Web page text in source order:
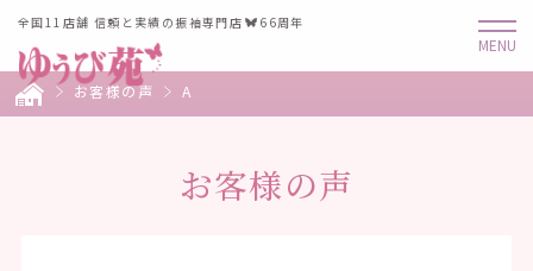
全国11店舗 信頼と実績の振袖専門店 66周年
お客様の声 A
お客様の声